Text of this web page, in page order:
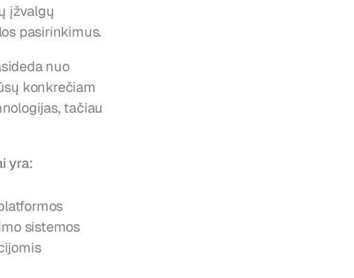
įžvalgų
pasirinkimus.
nuo
konkrečiam
tačiau
yra:
sistemos